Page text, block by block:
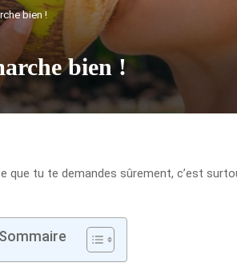
bien !
bien !
que tu te demandes sûrement, c’est
Sommaire